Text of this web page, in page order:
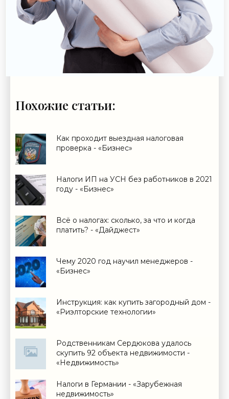
Похожие статьи:
Как проходит выездная налоговая
проверка - «Бизнес»
Налоги ИП на УСН без работников в 2021
году - «Бизнес»
Всё о налогах: сколько, за что и когда
платить? - «Дайджест»
Чему 2020 год научил менеджеров -
«Бизнес»
Инструкция: как купить загородный дом -
«Риэлторские технологии»
Родственникам Сердюкова удалось
скупить 92 объекта недвижимости -
«Недвижимость»
Налоги в Германии - «Зарубежная
недвижимость»